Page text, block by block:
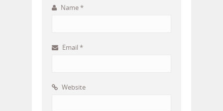
Name*
Email *
Website